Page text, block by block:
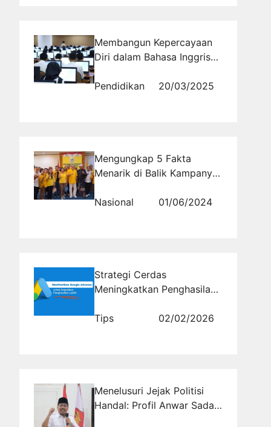
Membangun Kepercayaan
Diri dalam Bahasa Inggris
Pendidikan
20/03/2025
Mengungkap 5 Fakta
Menarik di Balik Kampanye
Anda Ketahui!
Nasional 01/06/2024
Strategi Cerdas
Meningkatkan Penghasilan
Kebijakan Google
Tips 02/02/2026
Menelusuri Jejak Politisi
Handal: Profil Anwar Sadad